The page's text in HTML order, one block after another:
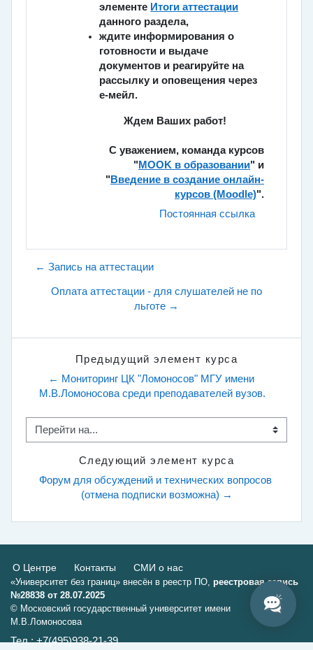
элементе Итоги аттестации
данного раздела,
ждите информирования о
готовности и выдаче
документов и реагируйте на
рассылку и оповещения через
е-мейл.
Ждем Ваших работ!
С уважением, команда курсов
"MOOK в образовании" и
" Введение в создание онлайн-
курсов (Moodle)".
Постоянная ссылка
← Запись на аттестации
Оплата аттестации - для слушателей не по
льготе →
Предыдущий элемент курса
← Мониторинг ЦК "Ломоносов" МГУ имени
М.В.Ломоносова среди преподавателей вузов.
Перейти на...
Следующий элемент курса
Форум для обсуждений и технических вопросов
(отмена подписки возможна) →
О Центре Контакты СМИ о нас
«Университет без границ» внесён в реестр ПО, реестровая запись
№28838 от 28.07.2025
© Московский государственный университет имени
М.В.Ломоносова
Тел.: +7(495)938-21-39